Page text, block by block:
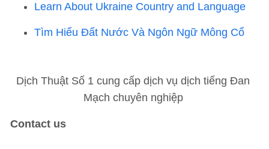
Learn About Ukraine Country and Language
Tìm Hiểu Đất Nước Và Ngôn Ngữ Mông Cổ
Dịch Thuật Số 1 cung cấp dịch vụ dịch tiếng Đan
Mạch chuyên nghiệp
Contact us